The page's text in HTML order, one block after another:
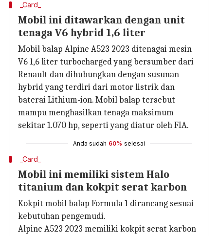
_Card_
Mobil ini ditawarkan dengan unit
tenaga V6 hybrid 1,6 liter
Mobil balap Alpine A523 2023 ditenagai mesin
V6 1,6 liter turbocharged yang bersumber dari
Renault dan dihubungkan dengan susunan
hybrid yang terdiri dari motor listrik dan
baterai Lithium-ion. Mobil balap tersebut
mampu menghasilkan tenaga maksimum
sekitar 1.070 hp, seperti yang diatur oleh FIA.
Anda sudah 60% selesai
_Card_
Mobil ini memiliki sistem Halo
titanium dan kokpit serat karbon
Kokpit mobil balap Formula 1 dirancang sesuai
kebutuhan pengemudi.
Alpine A523 2023 memiliki kokpit serat karbon